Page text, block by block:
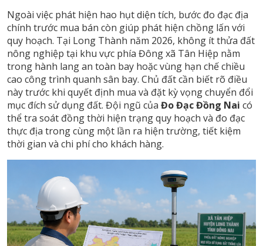
Ngoài việc phát hiện hao hụt diện tích, bước đo đạc địa
chính trước mua bán còn giúp phát hiện chồng lấn với
quy hoạch. Tại Long Thành năm 2026, không ít thửa đất
nông nghiệp tại khu vực phía Đông xã Tân Hiệp nằm
trong hành lang an toàn bay hoặc vùng hạn chế chiều
cao công trình quanh sân bay. Chủ đất cần biết rõ điều
này trước khi quyết định mua và đặt kỳ vọng chuyển đổi
mục đích sử dụng đất. Đội ngũ của Đo Đạc Đồng Nai có
thể tra soát đồng thời hiện trạng quy hoạch và đo đạc
thực địa trong cùng một lần ra hiện trường, tiết kiệm
thời gian và chi phí cho khách hàng.